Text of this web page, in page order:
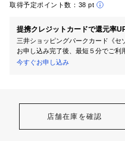
取得予定ポイント数： 38 pt
提携クレジットカードで還元率
三井ショッピングパークカード《セ
お申し込み完了後、最短５分でご利
今すぐお申し込み
店舗在庫を確認